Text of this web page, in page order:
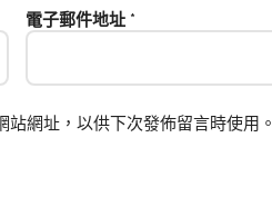
電子郵件地址 *
網址，以供下次發佈留言時使用。